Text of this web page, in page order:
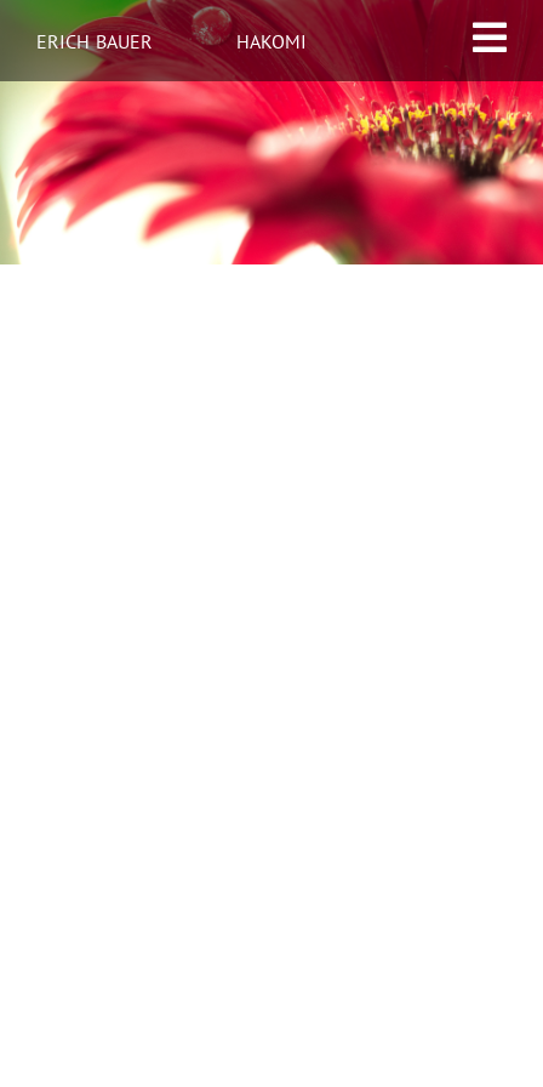
Inhalt
springen
ERICH BAUER HAKOMI